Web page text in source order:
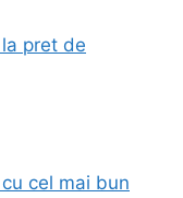
pret de
cel mai bun